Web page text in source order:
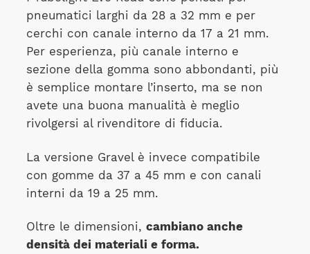
pneumatici larghi da 28 a 32 mm e per
cerchi con canale interno da 17 a 21 mm.
Per esperienza, più canale interno e
sezione della gomma sono abbondanti, più
è semplice montare l’inserto, ma se non
avete una buona manualità è meglio
rivolgersi al rivenditore di fiducia.
La versione Gravel è invece compatibile
con gomme da 37 a 45 mm e con canali
interni da 19 a 25 mm.
Oltre le dimensioni, cambiano anche
densità dei materiali e forma.